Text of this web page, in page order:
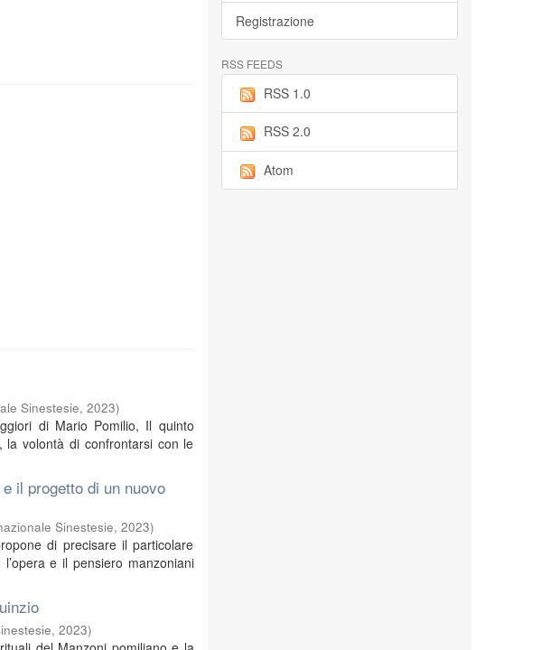
Sinestesie,2023)
di Mario Pomilio, Il quinto
volontà di confrontarsi con le
il progetto di un nuovo
Sinestesie,2023)
di precisare il particolare
e il pensiero manzoniani
,2023)
Registrazione
RSS FEEDS
RSS 1.0
RSS 2.0
Atom